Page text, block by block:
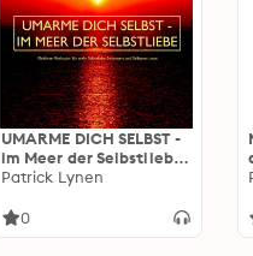
UMARME DICH SELBST -
im Meer der Selbstliebe:
Geführte Meditationen
Selbstwert und
Patrick Lynen
0